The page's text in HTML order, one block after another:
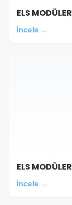
ELS
İncele →
ELS
İncele →